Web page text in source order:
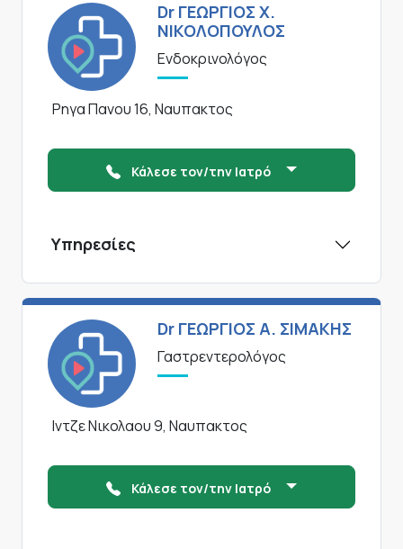
Dr ΓΕΩΡΓΙΟΣ Χ.
ΝΙΚΟΛΟΠΟΥΛΟΣ
Ενδοκρινολόγος
Ρηγα Πανου 16, Ναυπακτος
Κάλεσε τον/την Ιατρό
Υπηρεσίες
Dr ΓΕΩΡΓΙΟΣ Α. ΣΙΜΑΚΗΣ
Γαστρεντερολόγος
Ιντζε Νικολαου 9, Ναυπακτος
Κάλεσε τον/την Ιατρό